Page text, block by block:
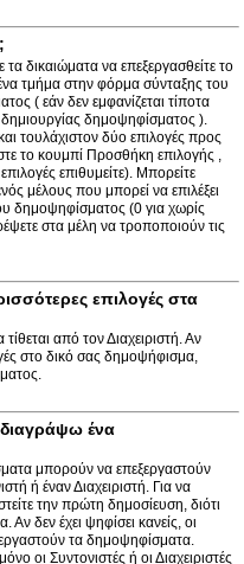
δικαιώματα να επεξεργασθείτε το
τμήμα στην φόρμα σύνταξης του
( εάν δεν εμφανίζεται τίποτα
δημοψηφίσματος ).
τουλάχιστον δύο επιλογές προς
το κουμπί Προσθήκη επιλογής ,
επιθυμείτε). Μπορείτε
μέλους που μπορεί να επιλέξει
δημοψηφίσματος (0 για χωρίς
στα μέλη να τροποποιούν τις
επιλογές στα
από τον Διαχειριστή. Αν
στο δικό σας δημοψήφισμα,
ένα
μπορούν να επεξεργαστούν
ή έναν Διαχειριστή. Για να
την πρώτη δημοσίευση, διότι
δεν έχει ψηφίσει κανείς, οι
τα δημοψηφίσματα.
οι Συντονιστές ή οι Διαχειριστές